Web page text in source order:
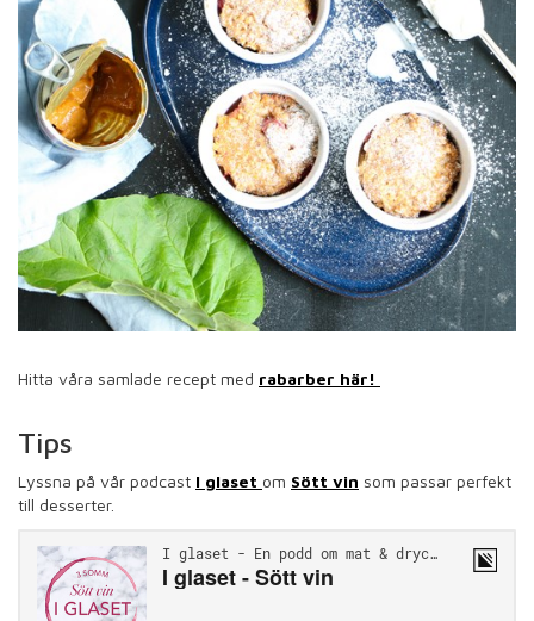
Hitta våra samlade recept med rabarber här!
Tips
Lyssna på vår podcast I glaset om Sött vin som passar perfekt
till desserter.